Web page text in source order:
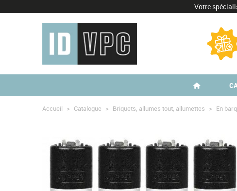
Votre
Accueil > Catalogue > Briquets, allumes tout, allumettes > En